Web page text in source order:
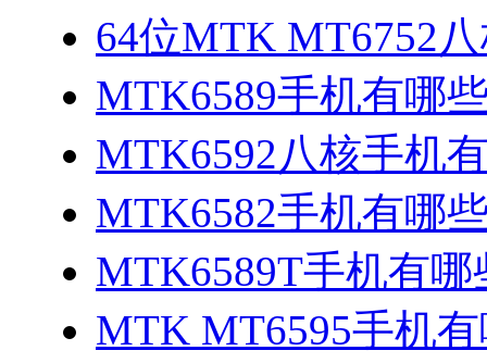
64位MTK MT6752
MTK6589手机有哪
MTK6592八核手机
MTK6582手机有哪
MTK6589T手机有
MTK MT6595手机